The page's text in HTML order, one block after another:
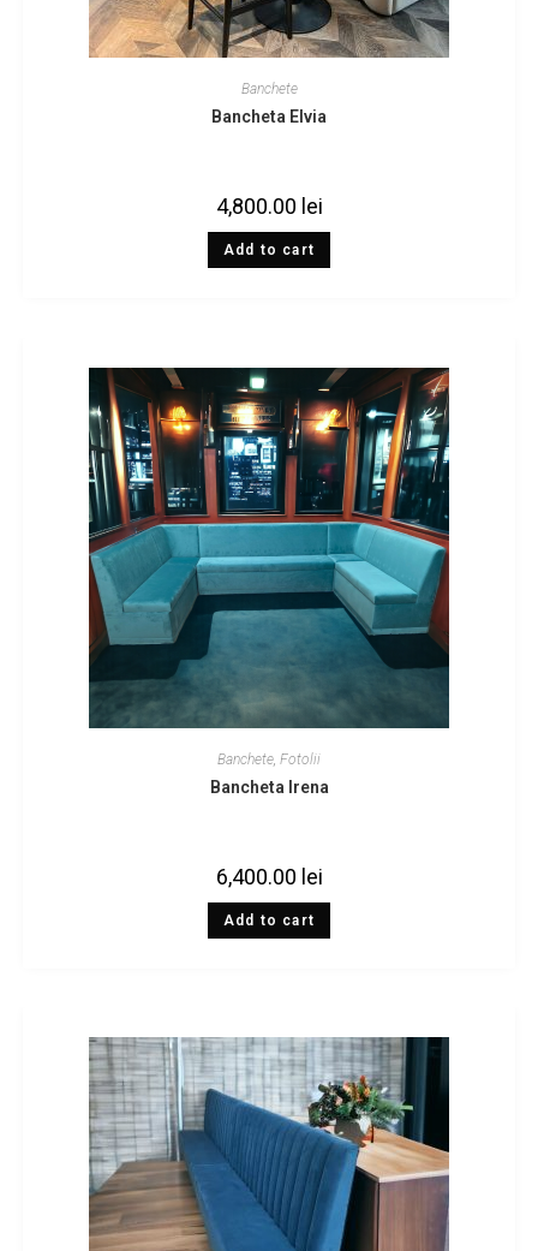
Banchete
Bancheta Elvia
4,800.00 lei
Add to cart
Banchete Fotolii
Bancheta Irena
6,400.00 lei
Add to cart